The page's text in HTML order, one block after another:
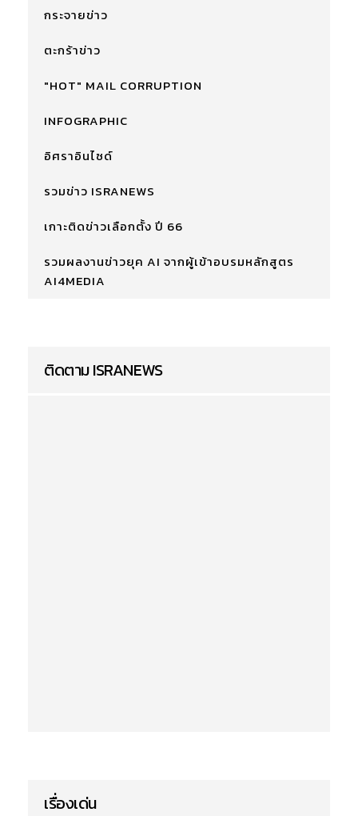
กระจายข่าว
ตะกร้าข่าว
"HOT" MAIL CORRUPTION
INFOGRAPHIC
อิศราอินไซด์
รวมข่าว ISRANEWS
เกาะติดข่าวเลือกตั้ง ปี 66
รวมผลงานข่าวยุค AI จากผู้เข้าอบรมหลักสูตร
AI4MEDIA
ติดตาม ISRANEWS
เรื่องเด่น